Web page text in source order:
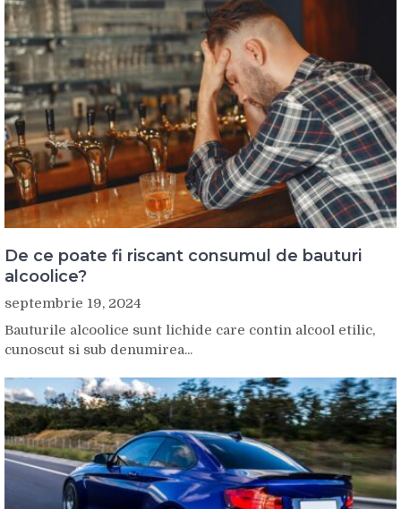
De ce poate fi riscant consumul de bauturi
alcoolice?
septembrie 19, 2024
Bauturile alcoolice sunt lichide care contin alcool etilic,
cunoscut si sub denumirea...